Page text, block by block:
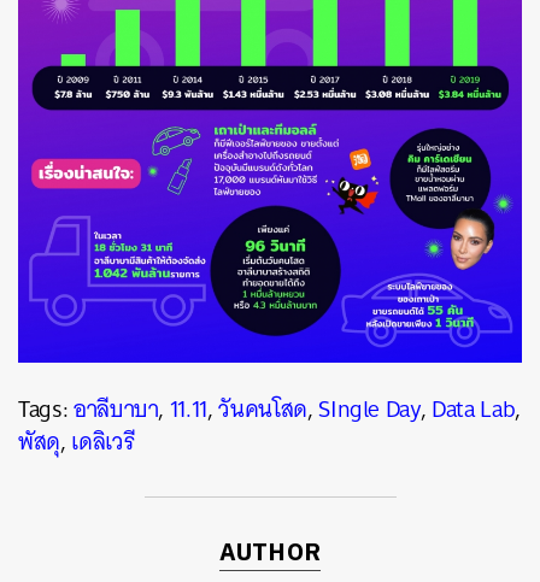
Tags:อาลีบาบา,11.11,วันคนโสด,SIngle Day,Data Lab,
พัสดุ,เดลิเวรี
AUTHOR